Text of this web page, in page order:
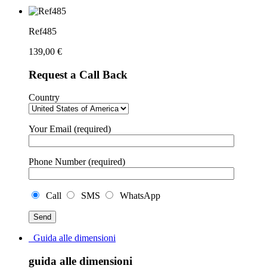
Ref485
139,00 €
Request a Call Back
Country
Your Email (required)
Phone Number (required)
Call SMS WhatsApp
Guida alle dimensioni
guida alle dimensioni